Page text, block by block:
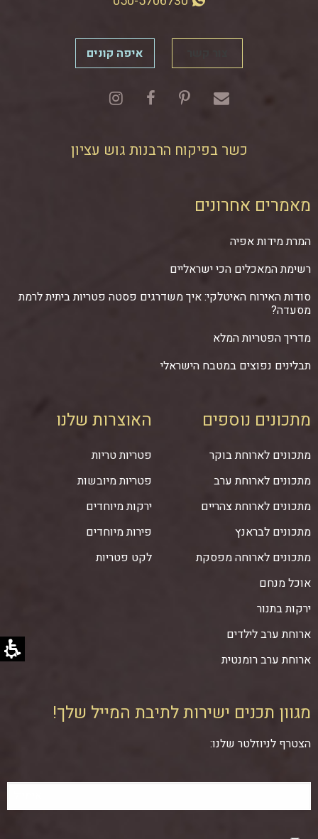
איפה קונים
כשר בפיקוח הרבנות גוש עציון
מאמרים אחרונים
המרת מידות אפיה
רשימת המאכלים הכי ישראליים
סודות האירוח האיטלקי: איך משדרגים פסטה פטריות ביתית לרמת
מסעדה?
מדריך הפטריות המלא
תבלינים נפוצים במטבח הישראלי
מתכונים נוספים
מתכונים לארוחת בוקר
מתכונים לארוחת ערב
מתכונים לארוחת צהריים
מתכונים לבראנץ
מתכונים לארוחה מפסקת
אוכל מנחם
ירקות בתנור
ארוחת ערב לילדים
ארוחת ערב רומנטית
האוצרות שלנו
פטריות טריות
פטריות מיובשות
ירקות מיוחדים
פירות מיוחדים
לקט פטריות
מגוון תכנים ישירות לתיבת המייל שלך!
הצטרף לניוזלטר שלנו: